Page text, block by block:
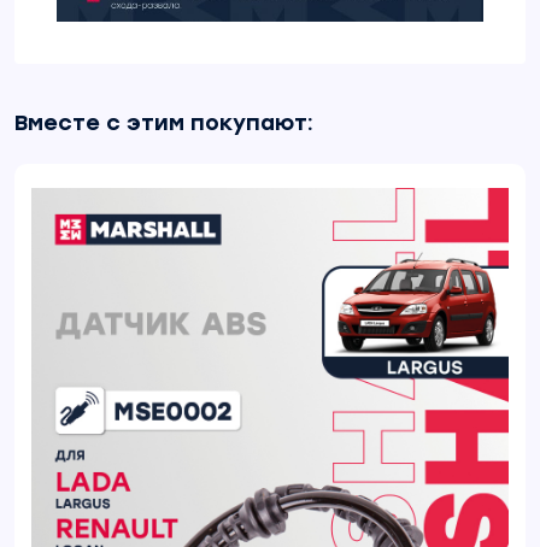
Вместе с этим покупают: